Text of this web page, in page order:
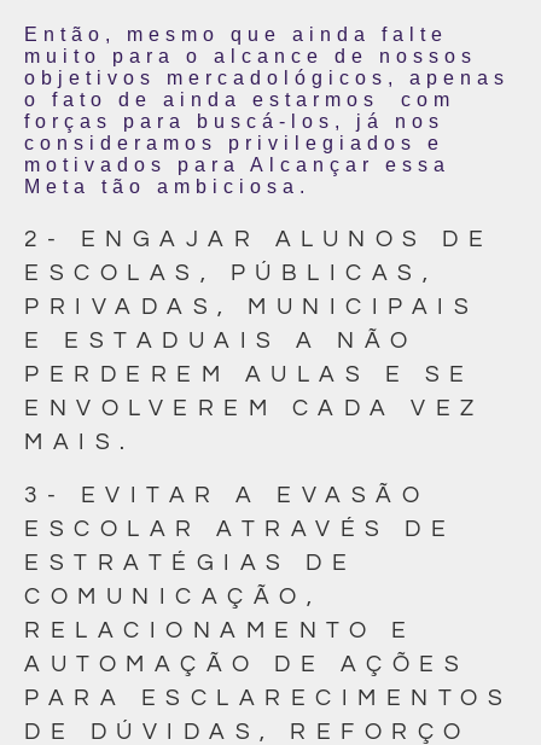
Então, mesmo que ainda falte
muito para o alcance de nossos
objetivos mercadológicos, apenas
o fato de ainda estarmos com
forças para buscá-los, já nos
consideramos privilegiados e
motivados para Alcançar essa
Meta tão ambiciosa.
2- ENGAJAR ALUNOS DE
ESCOLAS, PÚBLICAS,
PRIVADAS, MUNICIPAIS
E ESTADUAIS A NÃO
PERDEREM AULAS E SE
ENVOLVEREM CADA VEZ
MAIS.
3- EVITAR A EVASÃO
ESCOLAR ATRAVÉS DE
ESTRATÉGIAS DE
COMUNICAÇÃO,
RELACIONAMENTO E
AUTOMAÇÃO DE AÇÕES
PARA ESCLARECIMENTOS
DE DÚVIDAS, REFORÇO